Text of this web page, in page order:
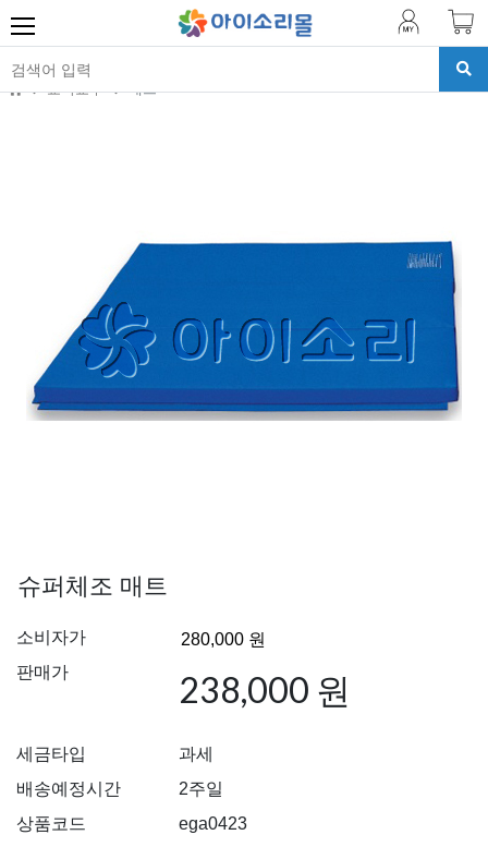
교육교구 매트
슈퍼체조 매트
소비자가
판매가
238,000 원
세금타입
과세
배송예정시간
2주일
상품코드
ega0423